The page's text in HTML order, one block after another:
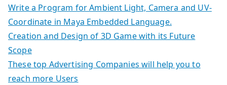
Write a Program for Ambient Light, Camera and UV-
Coordinate in Maya Embedded Language.
Creation and Design of 3D Game with its Future
Scope
These top Advertising Companies will help you to
reach more Users